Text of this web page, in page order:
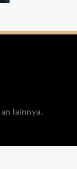
lainnya.